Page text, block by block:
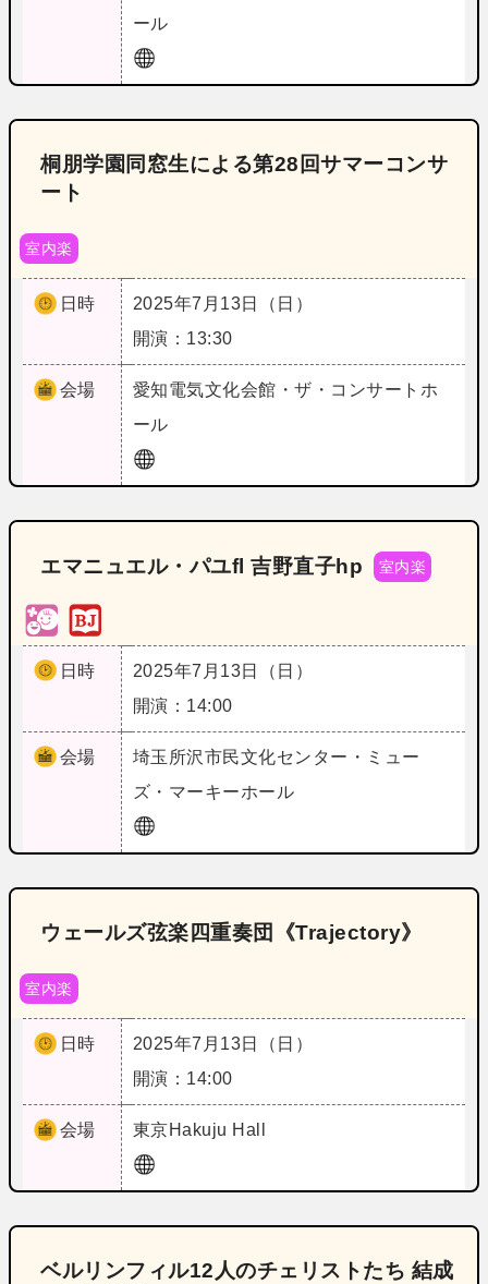
ール
桐朋学園同窓生による第28回サマーコンサ
ート
室内楽
日時
2025年7月13日（日）
開演：13:30
会場 愛知電気文化会館・ザ・コンサートホ
ール
エマニュエル・パユfl 吉野直子hp 室内楽
日時
2025年7月13日（日）
開演：14:00
会場 埼玉 所沢市民文化センター・ミュー
ズ・マーキーホール
ウェールズ弦楽四重奏団《Trajectory》
室内楽
日時
2025年7月13日（日）
開演：14:00
会場 東京Hakuju Hall
ベルリンフィル12人のチェリストたち 結成